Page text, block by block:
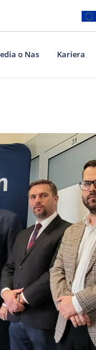
o Nas Kariera